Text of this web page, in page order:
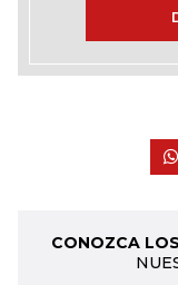
CONOZCA